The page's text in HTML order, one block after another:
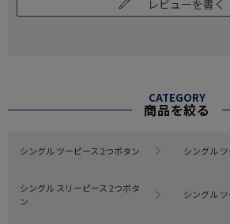
レビューを書く
CATEGORY
商品を絞る
シングル ツーピース 2つボタン シングル
シングル スリーピース 2つボタ
ン
シングル